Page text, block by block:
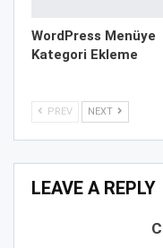
WordPress Menüye
Kategori Ekleme
PREV NEXT
LEAVE A REPLY